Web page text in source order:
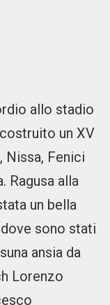
allo stadio
un XV
Nissa, Fenici
Ragusa alla
un bella
sono stati
ansia da
Lorenzo